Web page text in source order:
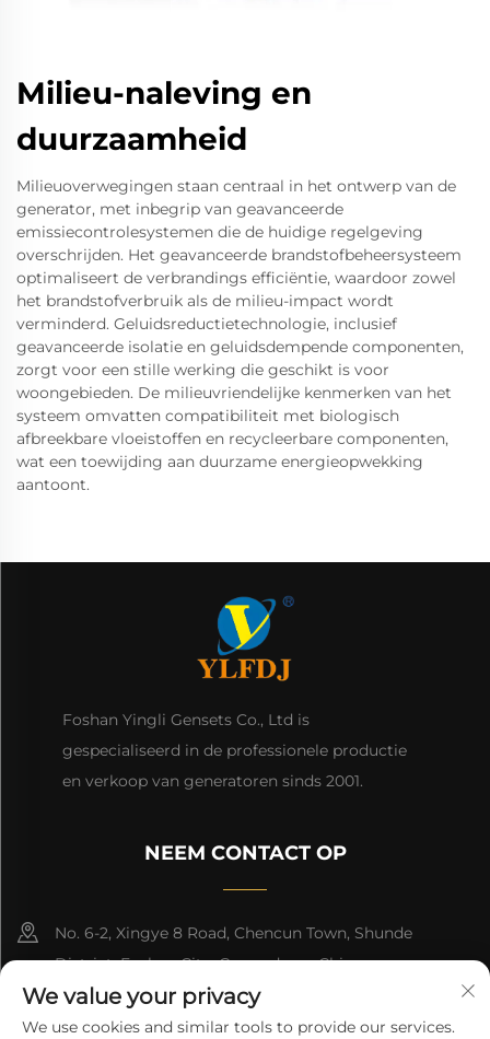
Milieu-naleving en
duurzaamheid
Milieuoverwegingen staan centraal in het ontwerp van de
generator, met inbegrip van geavanceerde
emissiecontrolesystemen die de huidige regelgeving
overschrijden. Het geavanceerde brandstofbeheersysteem
optimaliseert de verbrandings efficiëntie, waardoor zowel
het brandstofverbruik als de milieu-impact wordt
verminderd. Geluidsreductietechnologie, inclusief
geavanceerde isolatie en geluidsdempende componenten,
zorgt voor een stille werking die geschikt is voor
woongebieden. De milieuvriendelijke kenmerken van het
systeem omvatten compatibiliteit met biologisch
afbreekbare vloeistoffen en recycleerbare componenten,
wat een toewijding aan duurzame energieopwekking
aantoont.
Foshan Yingli Gensets Co., Ltd is
gespecialiseerd in de professionele productie
en verkoop van generatoren sinds 2001.
NEEM CONTACT OP
No. 6-2, Xingye 8 Road, Chencun Town, Shunde
District, Foshan City, Guangdong, China.
8618676517177
We value your privacy
We use cookies and similar tools to provide our services.